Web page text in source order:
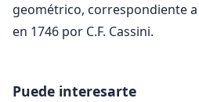
geométrico, correspondiente
en 1746 por C.F. Cassini.
Puede interesarte